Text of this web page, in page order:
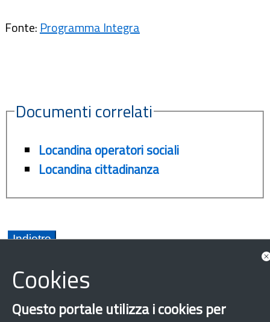
Fonte: Programma Integra
Documenti correlati
Locandina operatori sociali
Locandina cittadinanza
Cookies
Questo portale utilizza i cookies per